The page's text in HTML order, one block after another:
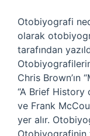
Otobiyografi
olarak
tarafından
Chris Brown’ın
“A Brief History
ve Frank
yer alır.
Otobiyografinin